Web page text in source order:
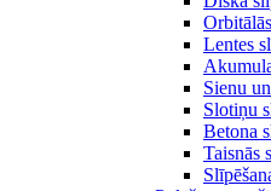
Lentes
Sienu
Slotiņu
Betona
Taisnās